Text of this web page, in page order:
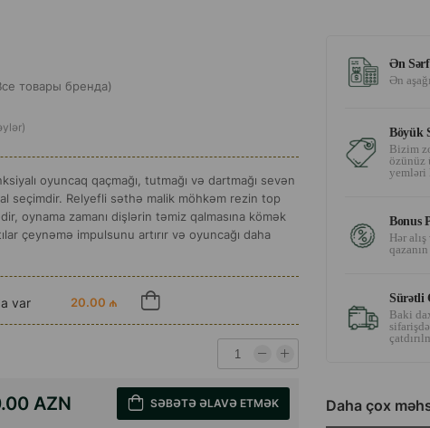
товары бренда)
oyuncaq qaçmağı, tutmağı və dartmağı sevən
seçimdir. Relyefli səthə malik möhkəm rezin top
oynama zamanı dişlərin təmiz qalmasına kömək
çeynəmə impulsunu artırır və oyuncağı daha
var 20.00 ₼
AZN SƏBƏTƏ ƏLAVƏ ETMƏK
Ən
Ən
Böyük
Bizim
özünüz
yemləri
Bonus
Hər
qazanın
Sürətli
Baki
Daha çox